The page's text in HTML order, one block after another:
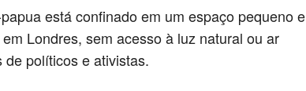
está confinado em um espaço pequeno e
Londres, sem acesso à luz natural ou ar
políticos e ativistas.